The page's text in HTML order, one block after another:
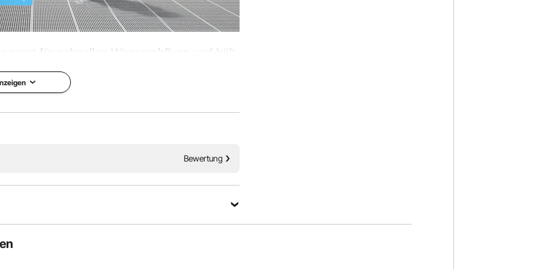
sorgt für schnellen Wasserabfluss und hält
verwendete PVC ist korrosions- und
eng an den Boden an und bietet so einen
Bewertung